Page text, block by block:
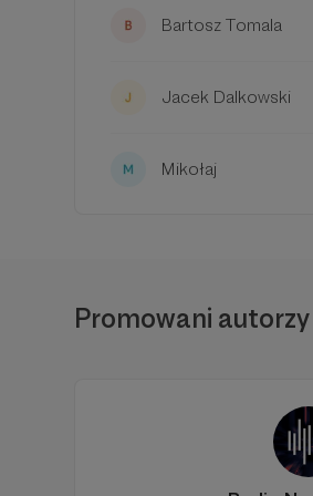
Bartosz Tomala
Jacek Dalkowski
Mikołaj
Promowani autorzy